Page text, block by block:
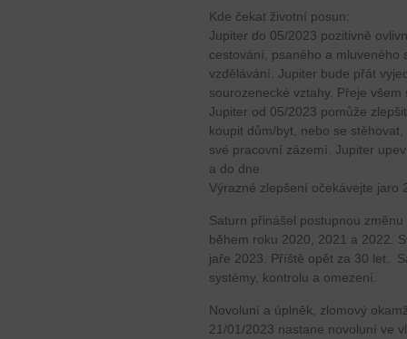
Kde čekat životní posun:
Jupiter do 05/2023 pozitivně
cestování, psaného a
vzdělávání. Jupiter bude přát
sourozenecké vztahy. Přeje
Jupiter od 05/2023 pomůže
koupit dům/byt, nebo se
své pracovní zázemí. Jupiter
a do dne.
Výrazné zlepšení očekávejte jaro
Saturn přinášel postupnou
během roku 2020, 2021 a 2022.
jaře 2023. Příště opět za 30 let.
systémy, kontrolu a omezení.
Novoluní a úplněk, zlomový
21/01/2023 nastane novoluní ve